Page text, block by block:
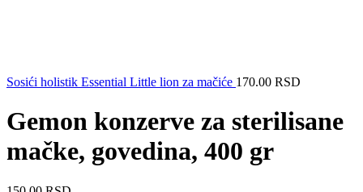
Sosići holistik Essential Little lion za mačiće 170.00 RSD
Gemon konzerve za sterilisane
mačke, govedina, 400 gr